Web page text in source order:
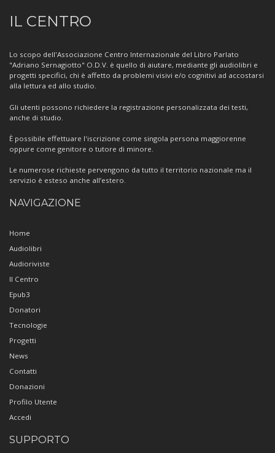
Informazioni
sul
Centro
IL CENTRO
Lo scopo dell'Associazione Centro Internazionale del Libro Parlato
"Adriano Sernagiotto" O.D.V. è quello di aiutare, mediante gli audiolibri e
progetti specifici, chi è affetto da problemi visivi e/o cognitivi ad accostarsi
alla lettura ed allo studio.
Gli utenti possono richiedere la registrazione personalizzata dei testi,
anche di studio.
È possibile effettuare l'iscrizione come singola persona maggiorenne
oppure come genitore o tutore di minore.
Le numerose richieste pervengono da tutto il territorio nazionale ma il
servizio è esteso anche all’estero.
NAVIGAZIONE
Home
Audiolibri
Audioriviste
Il Centro
Epub3
Donatori
Tecnologie
Progetti
News
Contatti
Donazioni
Profilo Utente
Accedi
SUPPORTO